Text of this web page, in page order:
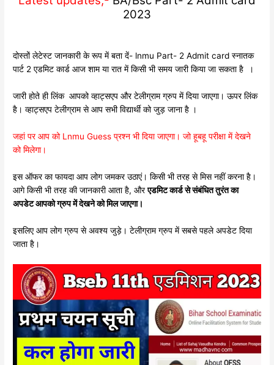
2023
दोस्तों लेटेस्ट जानकारी के रूप में बता दें- lnmu Part- 2 Admit card स्नातक
पार्ट 2 एडमिट कार्ड आज शाम या रात में किसी भी समय जारी किया जा सकता है ।
जारी होते ही लिंक आपको व्हाट्सएप और टेलीग्राम ग्रुप में दिया जाएगा। ऊपर लिंक
है। व्हाट्सएप टेलीग्राम से आप सभी विद्यार्थी को जुड़ जाना है ।
जहां पर आप को Lnmu Guess प्रश्न भी दिया जाएगा। जो हूबहू परीक्षा में देखने
को मिलेगा।
इस ऑफर का फायदा आप लोग जमकर उठाएं। किसी भी तरह से मिस नहीं करना है।
आगे किसी भी तरह की जानकारी आता है, औरएडमिट कार्ड से संबंधित तुरंत का
अपडेट आपको ग्रुप में देखने को मिल जाएगा।
इसलिए आप लोग ग्रुप से अवश्य जुड़े। टेलीग्राम ग्रुप में सबसे पहले अपडेट दिया
जाता है।